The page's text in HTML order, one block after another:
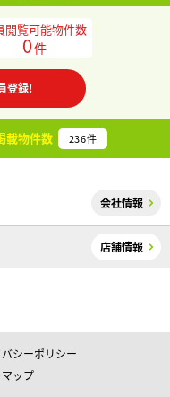
閲覧可能物件数
0件
登録!
載物件数 236件
会社情報
店舗情報
シーポリシー
ップ